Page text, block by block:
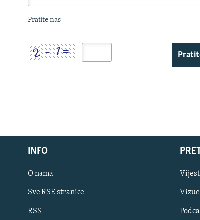
Pratite nas
INFO
O nama
Sve RSE stranice
RSS